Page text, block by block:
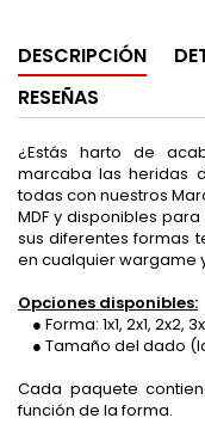
DESCRIPCIÓN
RESEÑAS
¿Estás harto de
marcaba las heridas
todas con nuestros
MDF y disponibles
sus diferentes formas
en cualquier wargame
Opciones disponibles:
● Forma: 1x1, 2x1, 2x2,
● Tamaño del dado
Cada paquete
función de la forma.